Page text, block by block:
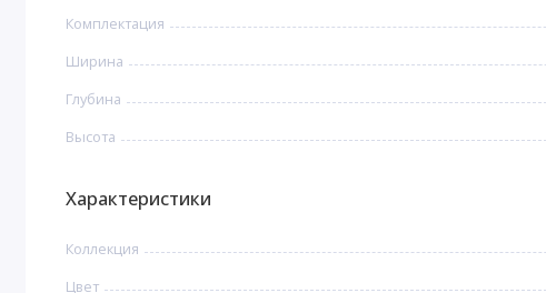
Комплектация
Ширина
Глубина
Высота
Характеристики
Коллекция
Цвет